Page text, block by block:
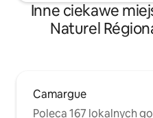
Inne ciekawe
Naturel
Camargue
Poleca 167 lokalnych